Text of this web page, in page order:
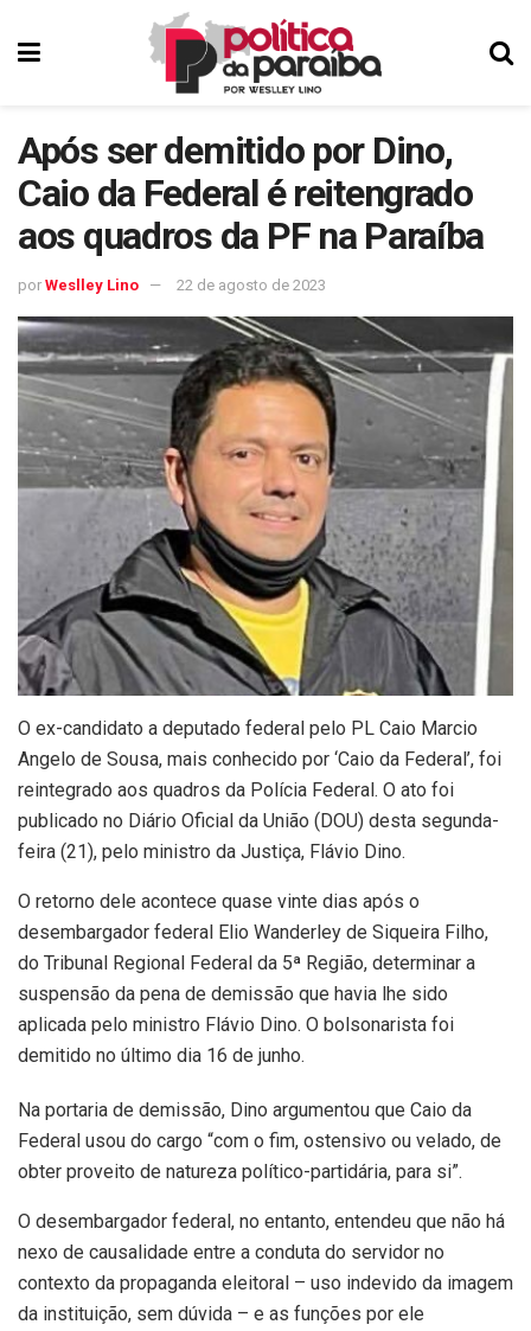
Após ser demitido por Dino,
Caio da Federal é reitengrado
aos quadros da PF na Paraíba
por Weslley Lino 22 de agosto de 2023
O ex-candidato a deputado federal pelo PL Caio Marcio
Angelo de Sousa, mais conhecido por ‘Caio da Federal’, foi
reintegrado aos quadros da Polícia Federal. O ato foi
publicado no Diário Oficial da União (DOU) desta segunda-
feira (21), pelo ministro da Justiça, Flávio Dino.
O retorno dele acontece quase vinte dias após o
desembargador federal Elio Wanderley de Siqueira Filho,
do Tribunal Regional Federal da 5ª Região, determinar a
suspensão da pena de demissão que havia lhe sido
aplicada pelo ministro Flávio Dino. O bolsonarista foi
demitido no último dia 16 de junho.
Na portaria de demissão, Dino argumentou que Caio da
Federal usou do cargo “com o fim, ostensivo ou velado, de
obter proveito de natureza político-partidária, para si”.
O desembargador federal, no entanto, entendeu que não há
nexo de causalidade entre a conduta do servidor no
contexto da propaganda eleitoral – uso indevido da imagem
da instituição, sem dúvida – e as funções por ele